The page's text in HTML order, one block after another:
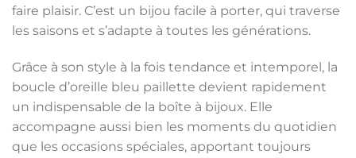
faire plaisir. C’est un bijou facile à porter, qui traverse
les saisons et s’adapte à toutes les générations.
Grâce à son style à la fois tendance et intemporel, la
boucle d’oreille bleu paillette devient rapidement
un indispensable de la boîte à bijoux. Elle
accompagne aussi bien les moments du quotidien
que les occasions spéciales, apportant toujours